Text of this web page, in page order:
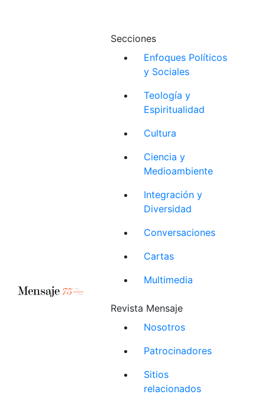
Secciones
Enfoques Políticos
y Sociales
Teología y
Espiritualidad
Cultura
Ciencia y
Medioambiente
Integración y
Diversidad
Conversaciones
Cartas
Multimedia
Revista Mensaje
Nosotros
Patrocinadores
Sitios
relacionados